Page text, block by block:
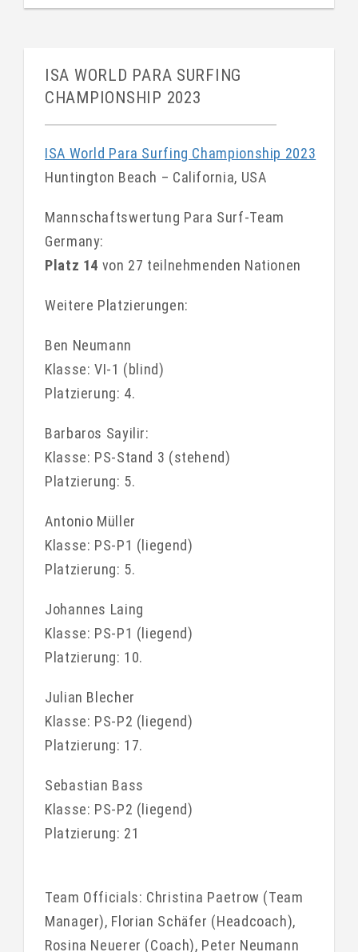
ISA WORLD PARA SURFING
CHAMPIONSHIP 2023
ISA World Para Surfing Championship 2023
Huntington Beach – California, USA
Mannschaftswertung Para Surf-Team
Germany:
Platz 14 von 27 teilnehmenden Nationen
Weitere Platzierungen:
Ben Neumann
Klasse: VI-1 (blind)
Platzierung: 4.
Barbaros Sayilir:
Klasse: PS-Stand 3 (stehend)
Platzierung: 5.
Antonio Müller
Klasse: PS-P1 (liegend)
Platzierung: 5.
Johannes Laing
Klasse: PS-P1 (liegend)
Platzierung: 10.
Julian Blecher
Klasse: PS-P2 (liegend)
Platzierung: 17.
Sebastian Bass
Klasse: PS-P2 (liegend)
Platzierung: 21
Team Officials: Christina Paetrow (Team
Manager), Florian Schäfer (Headcoach),
Rosina Neuerer (Coach), Peter Neumann